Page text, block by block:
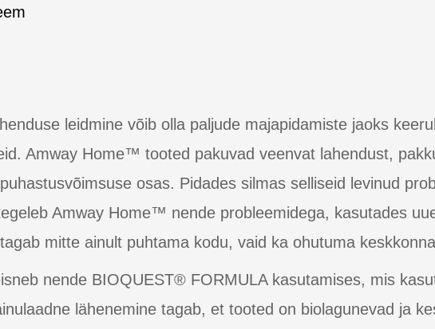
leidmine võib olla paljude majapidamiste jaoks
Amway Home™ tooted pakuvad veenvat lahendust,
osas. Pidades silmas selliseid levinud
Amway Home™ nende probleemidega, kasutades
mitte ainult puhtama kodu, vaid ka ohutuma
nende BIOQUEST® FORMULA kasutamises, mis
lähenemine tagab, et tooted on biolagunevad ja